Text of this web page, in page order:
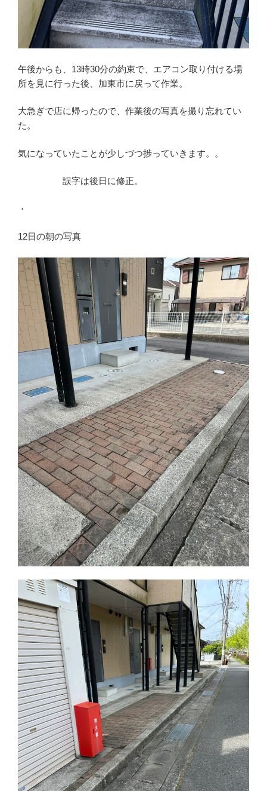
午後からも、13時30分の約束で、エアコン取り付ける場
所を見に行った後、加東市に戻って作業。
大急ぎで店に帰ったので、作業後の写真を撮り忘れてい
た。
気になっていたことが少しづつ捗っていきます。。
誤字は後日に修正。
・
12日の朝の写真